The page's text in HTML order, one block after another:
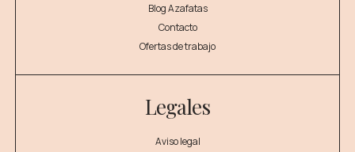
Blog Azafatas
Contacto
Ofertas de trabajo
Legales
Aviso legal